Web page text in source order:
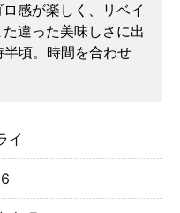
感が楽しく、リベイ
違った美味しさに出
頃。時間を合わせ
イ